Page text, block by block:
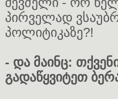
პირველად
პოლიტიკაზე?!
- და მაინც:
გადაწყვიტეთ